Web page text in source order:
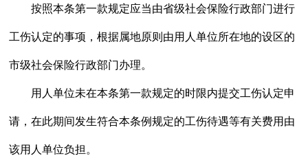
按照本条第一款规定应当由省级社会保险行政部门进行
工伤认定的事项，根据属地原则由用人单位所在地的设区的
市级社会保险行政部门办理。
用人单位未在本条第一款规定的时限内提交工伤认定申
请，在此期间发生符合本条例规定的工伤待遇等有关费用由
该用人单位负担。